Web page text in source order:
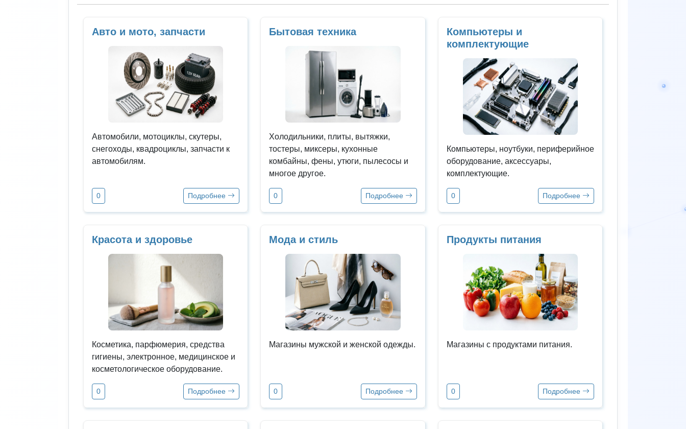
Авто и мото, запчасти
Автомобили, мотоциклы, скутеры,
снегоходы, квадроциклы, запчасти к
автомобилям.
0 Подробнее
Бытовая техника
Холодильники, плиты, вытяжки,
тостеры, миксеры, кухонные
комбайны, фены, утюги, пылесосы и
многое другое.
0 Подробнее
Компьютеры и
комплектующие
Компьютеры, ноутбуки, периферийное
оборудование, аксессуары,
комплектующие.
0 Подробнее
Красота и здоровье
Косметика, парфюмерия, средства
гигиены, электронное, медицинское и
косметологическое оборудование.
0 Подробнее
Мода и стиль
Магазины мужской и женской одежды.
0 Подробнее
Продукты питания
Магазины с продуктами питания.
0 Подробнее